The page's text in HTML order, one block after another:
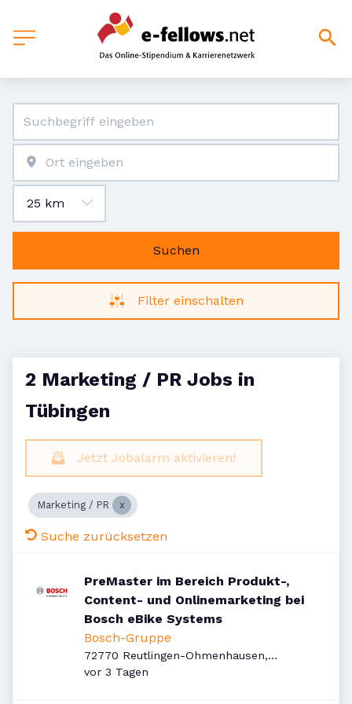
Suchen
Filter einschalten
2 Marketing / PR Jobs in
Tübingen
Jetzt Jobalarm aktivieren!
Marketing / PR
Suche zurücksetzen
PreMaster im Bereich Produkt-,
Content- und Onlinemarketing bei
Bosch eBike Systems
Bosch-Gruppe
72770 Reutlingen-Ohmenhausen,
Deutschland
Veröffentlicht
vor 3 Tagen